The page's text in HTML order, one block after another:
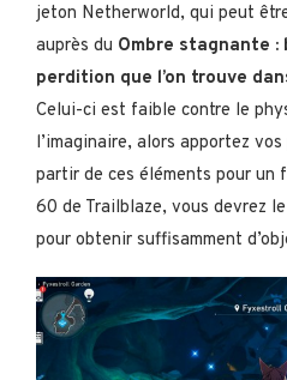
jeton Netherworld, qui peut
auprès du Ombre stagnante :
perdition que l’on trouve
Celui-ci est faible contre le
l’imaginaire, alors apportez
partir de ces éléments pour un
60 de Trailblaze, vous devrez
pour obtenir suffisamment